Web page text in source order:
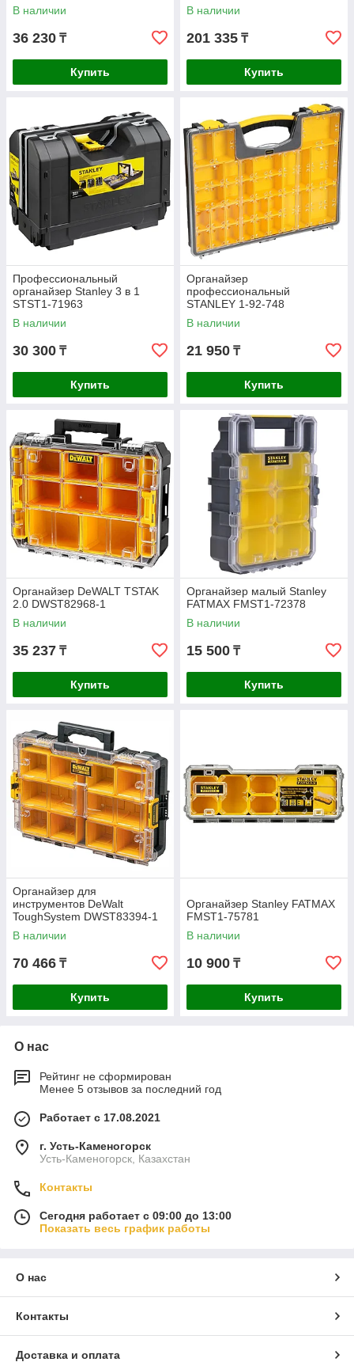
FATMAX FMST81077-1
В наличии
36 230 ₸
Купить
В наличии
201 335 ₸
Купить
Профессиональный
органайзер Stanley 3 в 1
STST1-71963
В наличии
30 300 ₸
Купить
Органайзер
профессиональный
STANLEY 1-92-748
В наличии
21 950 ₸
Купить
Органайзер DeWALT TSTAK
2.0 DWST82968-1
В наличии
35 237 ₸
Купить
Органайзер малый Stanley
FATMAX FMST1-72378
В наличии
15 500 ₸
Купить
Органайзер для
инструментов DeWalt
ToughSystem DWST83394-1
В наличии
70 466 ₸
Купить
Органайзер Stanley FATMAX
FMST1-75781
В наличии
10 900 ₸
Купить
О нас
Рейтинг не сформирован
Менее 5 отзывов за последний год
Работает с 17.08.2021
г. Усть-Каменогорск
Усть-Каменогорск, Казахстан
Контакты
Сегодня работает с 09:00 до 13:00
Показать весь график работы
О нас
Контакты
Доставка и оплата